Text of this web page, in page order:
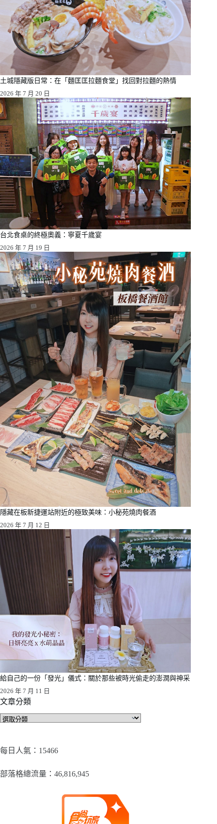
土城隱藏版日常：在「麵匡匡拉麵食堂」找回對拉麵的熱情
2026 年 7 月 20 日
台北食桌的終極奧義：寧夏千歲宴
2026 年 7 月 19 日
隱藏在板新捷運站附近的極致美味：小秘苑燒肉餐酒
2026 年 7 月 12 日
給自己的一份「發光」儀式：關於那些被時光偷走的澎潤與神采
2026 年 7 月 11 日
文章分類
文
類
每日人氣：15466
部落格總流量：​46,816,945